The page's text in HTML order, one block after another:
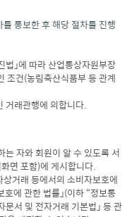
통보한 후 해당 절차를 진행
」에 따라 산업통상자원부장
조건(농림축산식품부 등 관계
거래관행에 의합니다.
자와 회원이 알 수 있도록 서
면 포함)에 게시합니다.
상거래 등에서의 소비자보호에
호에 관한 법률」(이하 “정보통
문서 및 전자거래 기본법」 등 관